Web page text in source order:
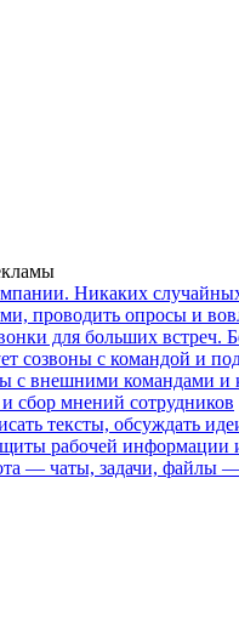
Никаких
проводить опросы и
для больших встреч.
созвоны с командой и
с внешними командами и
сбор мнений сотрудников
тексты, обсуждать
рабочей информации
— чаты, задачи, файлы